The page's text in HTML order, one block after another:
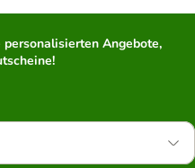
personalisierten Angebote,